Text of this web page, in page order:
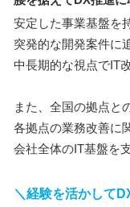
安定した事業基盤を
突発的な開発案件に
中長期的な視点でIT
また、全国の拠点と
各拠点の業務改善に
会社全体のIT基盤を
＼経験を活かして